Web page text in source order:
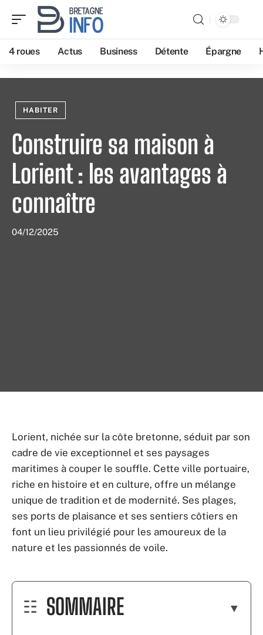
4 roues Actus Business Détente Épargne
HABITER
Construire sa maison à
Lorient : les avantages à
connaître
04/12/2025
Lorient, nichée sur la côte bretonne, séduit par son
cadre de vie exceptionnel et ses paysages
maritimes à couper le souffle. Cette ville portuaire,
riche en histoire et en culture, offre un mélange
unique de tradition et de modernité. Ses plages,
ses ports de plaisance et ses sentiers côtiers en
font un lieu privilégié pour les amoureux de la
nature et les passionnés de voile.
SOMMAIRE